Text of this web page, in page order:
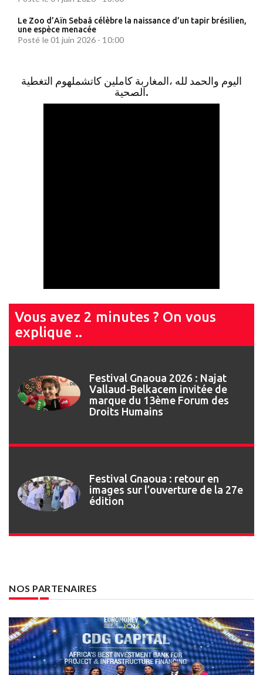
Le Zoo d’Aïn Sebaâ célèbre la naissance d’un tapir brésilien,
une espèce menacée
Posté le 01 juin 2026 - 10:00
اليوم والحمد لله ،المغاربة كاملين كاتشملهوم التغطية
الصحية.
Vous avez 2 minutes ? On vous
explique ..
Festival Gnaoua 2026 : Najat
Vallaud-Belkacem invitée de
marque du 13ème Forum des
Droits Humains
Festival Gnaoua : retour en
images sur l’ouverture de la 27e
édition
NOS PARTENAIRES